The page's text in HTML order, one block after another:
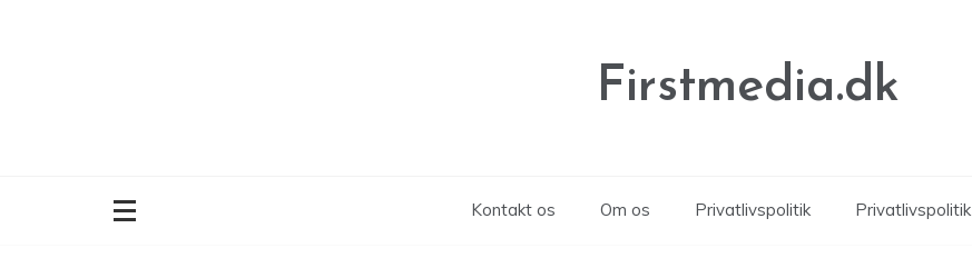
Firstmedia.dk
Kontakt os Om os Privatlivspolitik Privatlivspolitik